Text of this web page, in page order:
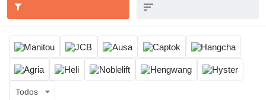
Todos